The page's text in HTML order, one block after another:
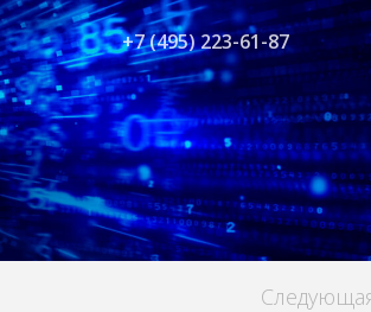
+7 (495) 223-61-87